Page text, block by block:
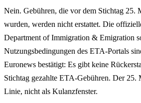
Nein. Gebühren, die vor dem Stichtag 25.
wurden, werden nicht erstattet. Die
Department of Immigration & Emigration
Nutzungsbedingungen des ETA-Portals
Euronews bestätigt: Es gibt keine
Stichtag gezahlte ETA-Gebühren. Der 25.
Linie, nicht als Kulanzfenster.